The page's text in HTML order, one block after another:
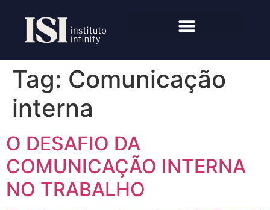
Tag: Comunicação
interna
O DESAFIO DA
COMUNICAÇÃO INTERNA
NO TRABALHO